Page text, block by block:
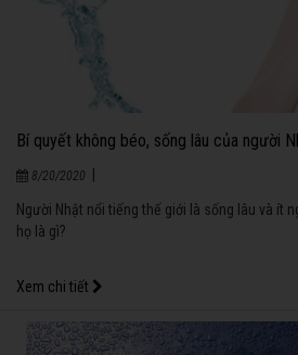
Bí quyết không béo, sống lâu của người
8/20/2020
Người Nhật nổi tiếng thế giới là sống lâu và ít
họ là gì?
Xem chi tiết